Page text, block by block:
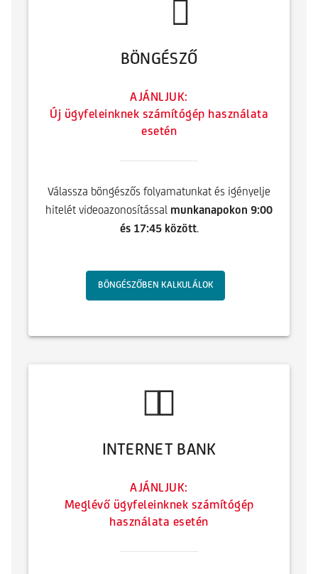
BÖNGÉSZŐ
AJÁNLJUK:
Új ügyfeleinknek számítógép használata
esetén
Válassza böngészős folyamatunkat és igényelje
hitelét videoazonosítással munkanapokon 9:00
és 17:45 között.
BÖNGÉSZŐBEN KALKULÁLOK
INTERNET BANK
AJÁNLJUK:
Meglévő ügyfeleinknek számítógép
használata esetén